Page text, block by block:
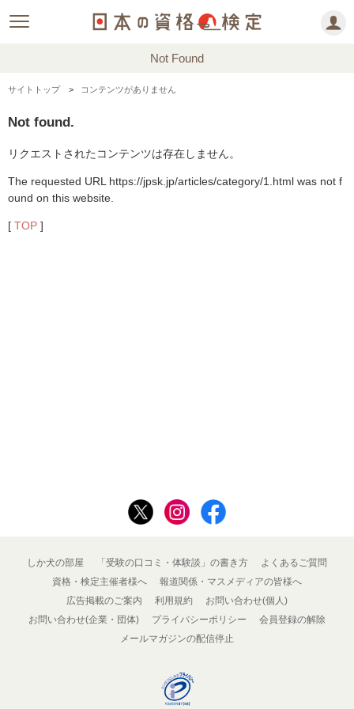
Not Found
サイトトップ コンテンツがありません
Not found.
リクエストされたコンテンツは存在しません。
The requested URL https://jpsk.jp/articles/category/1.html was not f
ound on this website.
[ TOP ]
しか犬の部屋 「受験の口コミ・体験談」の書き方
よくあるご質問
資格・検定主催者様へ
報道関係・マスメディアの皆様へ
広告掲載のご案内
利用規約
お問い合わせ(個人)
お問い合わせ(企業・団体)
プライバシーポリシー
会員登録の解除
メールマガジンの配信停止